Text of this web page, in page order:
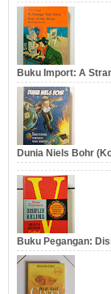
Buku Import: A
Dunia Niels Bohr
Buku Pegangan: